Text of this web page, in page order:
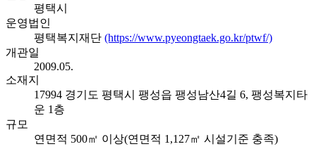
평택시
운영법인
평택복지재단 (https://www.pyeongtaek.go.kr/ptwf/)
개관일
2009.05.
소재지
17994 경기도 평택시 팽성읍 팽성남산4길 6, 팽성복지타
운 1층
규모
연면적 500㎡ 이상(연면적 1,127㎡ 시설기준 충족)